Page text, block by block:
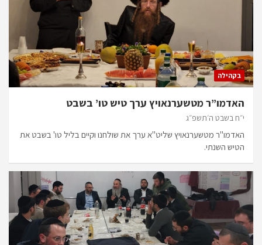
בקהילה
האדמו”ר מטשערנאויץ ערך טיש טו’ בשבט
י״ח בשבט ה׳תשפ״ג
האדמו"ר מטשערנאויץ שליט"א ערך את שולחנו וקיים בליל טו' בשבט את
הטיש השנתי.